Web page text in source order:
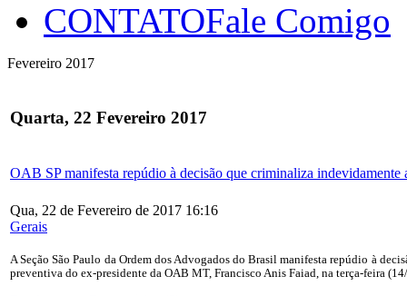
CONTATOFale Comigo
Fevereiro 2017
Quarta, 22 Fevereiro 2017
OAB SP manifesta repúdio à decisão que criminaliza indevidamente
Qua, 22 de Fevereiro de 2017 16:16
Gerais
A Seção São Paulo da Ordem dos Advogados do Brasil manifesta repúdio à
preventiva do ex-presidente da OAB MT, Francisco Anis Faiad, na terça-feira